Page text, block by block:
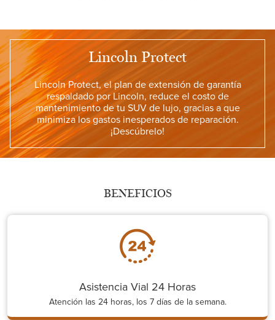
Lincoln Protect
Lincoln Protect, el plan de extensión de garantía
respaldado por Lincoln, reduce el costo de
mantenimiento de tu SUV de lujo, gracias a que
minimiza los gastos inesperados de reparación.
¡Descúbrelo!
BENEFICIOS
Asistencia Vial 24 Horas
Atención las 24 horas, los 7 días de la semana.